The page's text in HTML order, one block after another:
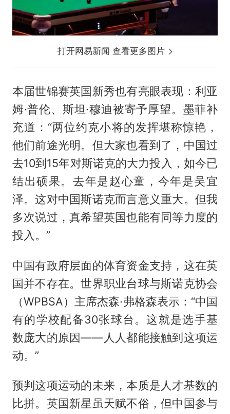
打开网易新闻 查看更多图片
本届世锦赛英国新秀也有亮眼表现：利亚
姆·普伦、斯坦·穆迪被寄予厚望。墨菲补
充道：“两位约克小将的发挥堪称惊艳，
他们前途光明。但大家也看到了，中国过
去10到15年对斯诺克的大力投入，如今已
结出硕果。去年是赵心童 ，今年是吴宜
泽。这对中国斯诺克而言意义重大。但我
多次说过，真希望英国也能有同等力度的
投入。”
中国有政府层面的体育资金支持，这在英
国并不存在。世界职业台球与斯诺克协会
（WPBSA）主席杰森·弗格森表示：“中国
有的学校配备30张球台。这就是选手基
数庞大的原因——人人都能接触到这项运
动。”
预判这项运动的未来，本质是人才基数的
比拼。英国新星虽天赋不俗，但中国参与